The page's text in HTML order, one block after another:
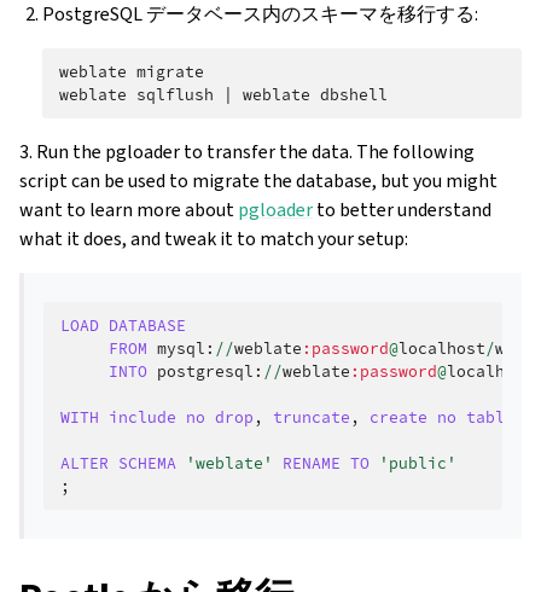
PostgreSQL データベース内のスキーマを移行する:
weblate migrate
weblate sqlflush weblate
3. Run the pgloader to transfer the data. The following
script can be used to migrate the database, but you might
want to learn more aboutpgloaderto better understand
what it does, and tweak it to match your setup:
LOAD DATABASE
FROM mysql : //weblate :password@localhost/
INTO postgresql : //weblate :password@localhost
WITH include no drop , truncate , create no tables
ALTER SCHEMA 'weblate' RENAME TO
'public'
;